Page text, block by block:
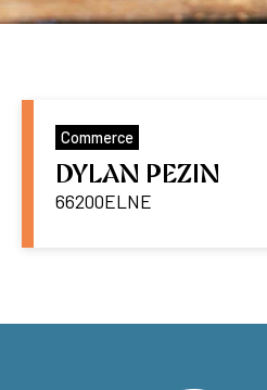
Commerce
DYLAN PEZIN
66200ELNE